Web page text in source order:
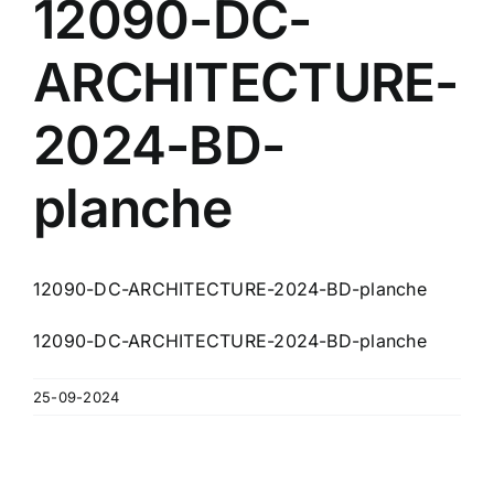
Contact
A propos
Clients
12090-DC-
ARCHITECTURE-
2024-BD-
planche
12090-DC-ARCHITECTURE-2024-BD-planche
12090-DC-ARCHITECTURE-2024-BD-planche
25-09-2024